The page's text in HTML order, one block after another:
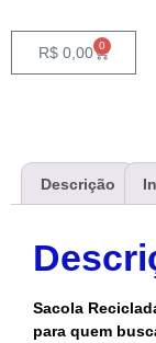
R$ 0,00 0
Descrição
Sacola
para quem